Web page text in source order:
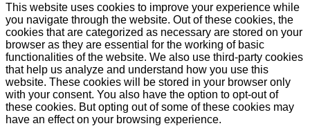
This website uses cookies to improve your experience while
you navigate through the website. Out of these cookies, the
cookies that are categorized as necessary are stored on your
browser as they are essential for the working of basic
functionalities of the website. We also use third-party cookies
that help us analyze and understand how you use this
website. These cookies will be stored in your browser only
with your consent. You also have the option to opt-out of
these cookies. But opting out of some of these cookies may
have an effect on your browsing experience.